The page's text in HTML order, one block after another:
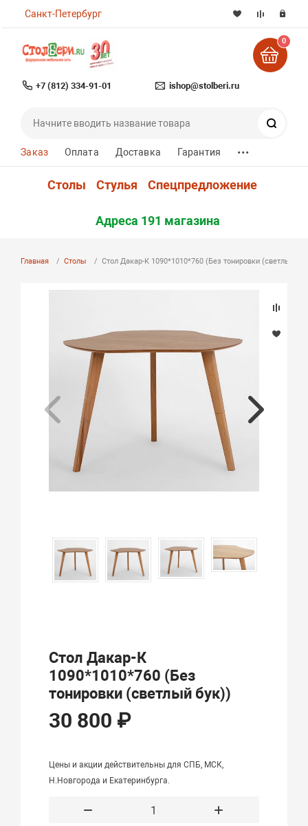
Санкт-Петербург
+7 (812) 334-91-01 ishop@stolberi.ru
0
Заказ Оплата Доставка Гарантия ...
Столы Стулья Спецпредложение
Адреса 191 магазина
Главная Столы Стол Дакар-К 1090*1010*760 (Без тонировки (светлый
Стол Дакар-К
1090*1010*760 (Без
тонировки (светлый бук))
30 800 ₽
Цены и акции действительны для СПБ, МСК,
Н.Новгорода и Екатеринбурга.